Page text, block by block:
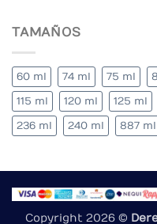
TAMAÑOS
60 ml 74 ml 75 ml
115 ml 120 ml 125 ml
236 ml 240 ml 887 ml
Copyright 2026 ©